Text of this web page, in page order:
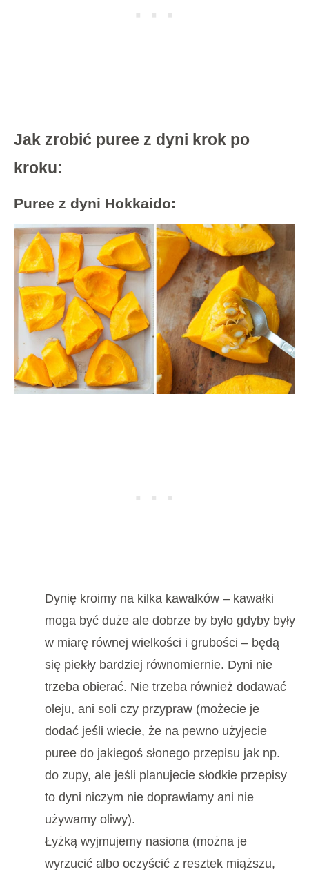
Jak zrobić puree z dyni krok po
kroku:
Puree z dyni Hokkaido:
Dynię kroimy na kilka kawałków – kawałki
moga być duże ale dobrze by było gdyby były
w miarę równej wielkości i grubości – będą
się piekły bardziej równomiernie. Dyni nie
trzeba obierać. Nie trzeba również dodawać
oleju, ani soli czy przypraw (możecie je
dodać jeśli wiecie, że na pewno użyjecie
puree do jakiegoś słonego przepisu jak np.
do zupy, ale jeśli planujecie słodkie przepisy
to dyni niczym nie doprawiamy ani nie
używamy oliwy).
Łyżką wyjmujemy nasiona (można je
wyrzucić albo oczyścić z resztek miąższu,